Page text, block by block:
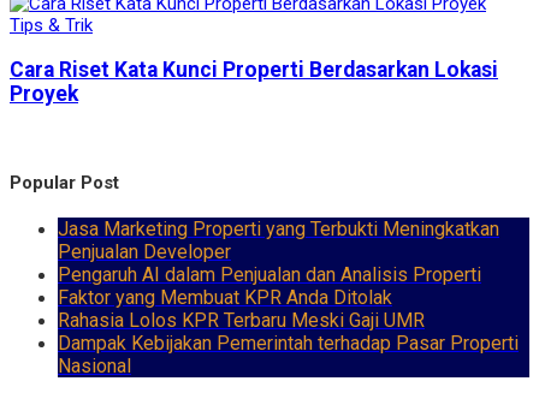
Tips & Trik
Cara Riset Kata Kunci Properti Berdasarkan Lokasi
Proyek
Popular Post
Jasa Marketing Properti yang Terbukti Meningkatkan
Penjualan Developer
Pengaruh AI dalam Penjualan dan Analisis Properti
Faktor yang Membuat KPR Anda Ditolak
Rahasia Lolos KPR Terbaru Meski Gaji UMR
Dampak Kebijakan Pemerintah terhadap Pasar Properti
Nasional